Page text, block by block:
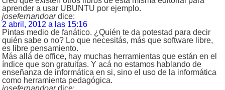
aprender a usar UBUNTU por ejemplo.
josefernandoar dice:
2 abril, 2012 a las 15:16
Pintas medio de fanático. ¿Quién te da potestad para decir
quién sabe o no? Lo que necesitás, más que software libre,
es libre pensamiento.
Más allá de office, hay muchas herramientas que están en el
índice que son gratuitas. Y acá no estamos hablando de
enseñanza de informática en si, sino el uso de la informática
como herramienta pedagógica.